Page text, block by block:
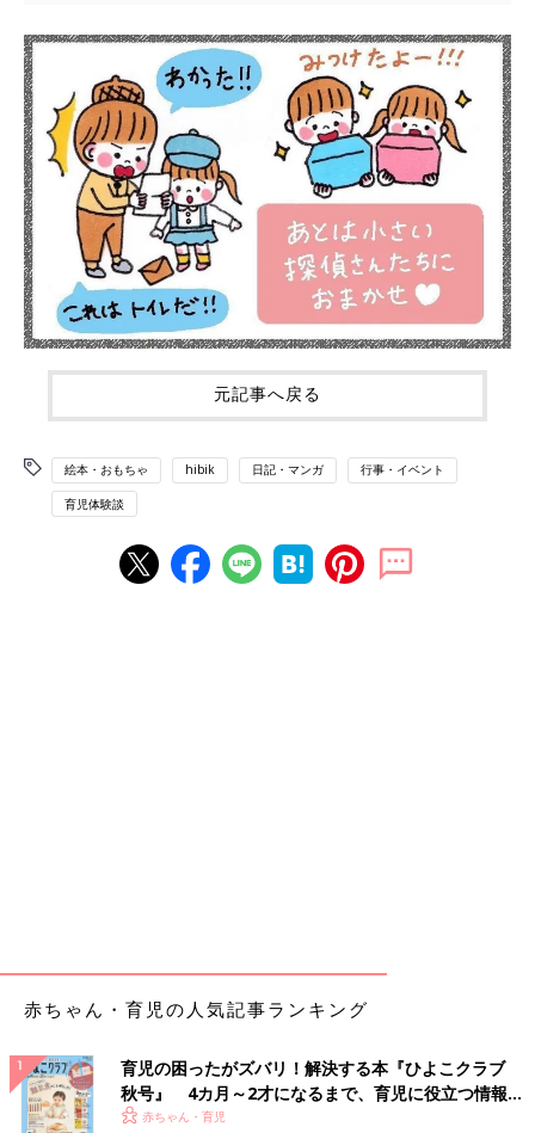
元記事へ戻る
絵本・おもちゃ hibik 日記・マンガ 行事・イベント
育児体験談
赤ちゃん・育児の人気記事ランキング
育児の困ったがズバリ！解決する本『ひよこクラブ
秋号』 4カ月～2才になるまで、育児に役立つ情報が
いっぱい！
赤ちゃん・育児